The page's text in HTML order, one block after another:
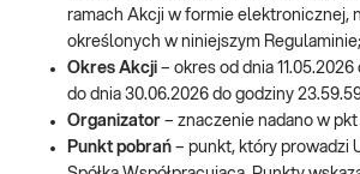
ramach Akcji w formie elektronicznej,
określonych w niniejszym Regulaminie;
Okres Akcji – okres od dnia 11.05.2026
do dnia 30.06.2026 do godziny
Organizator – znaczenie nadano w pkt
Punkt pobrań – punkt, który prowadzi